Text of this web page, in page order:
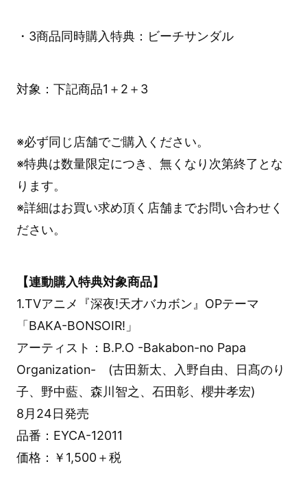
・3商品同時購入特典：ビーチサンダル
対象：下記商品1＋2＋3
※必ず同じ店舗でご購入ください。
※特典は数量限定につき、無くなり次第終了とな
ります。
※詳細はお買い求め頂く店舗までお問い合わせく
ださい。
【連動購入特典対象商品】
1.TVアニメ『深夜!天才バカボン』OPテーマ
「BAKA-BONSOIR!」
アーティスト：B.P.O -Bakabon-no Papa
Organization- (古田新太、入野自由、日髙のり
子、野中藍、森川智之、石田彰、櫻井孝宏)
8月24日発売
品番：EYCA-12011
価格：￥1,500＋税